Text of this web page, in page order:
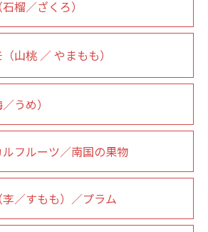
榴／ざくろ）
山桃 ／ やまもも）
うめ）
ルフルーツ／南国の果物
／すもも）／プラム